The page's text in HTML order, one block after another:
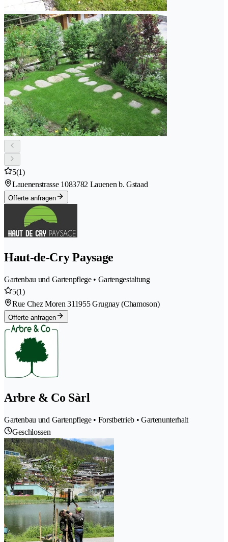
5(1)
Lauenenstrasse 1083782 Lauenen b. Gstaad
Offerte anfragen
Haut-de-Cry Paysage
Gartenbau und Gartenpflege • Gartengestaltung
5(1)
Rue Chez Moren 311955 Grugnay (Chamoson)
Offerte anfragen
Arbre & Co Sàrl
Gartenbau und Gartenpflege • Forstbetrieb • Gartenunterhalt
Geschlossen